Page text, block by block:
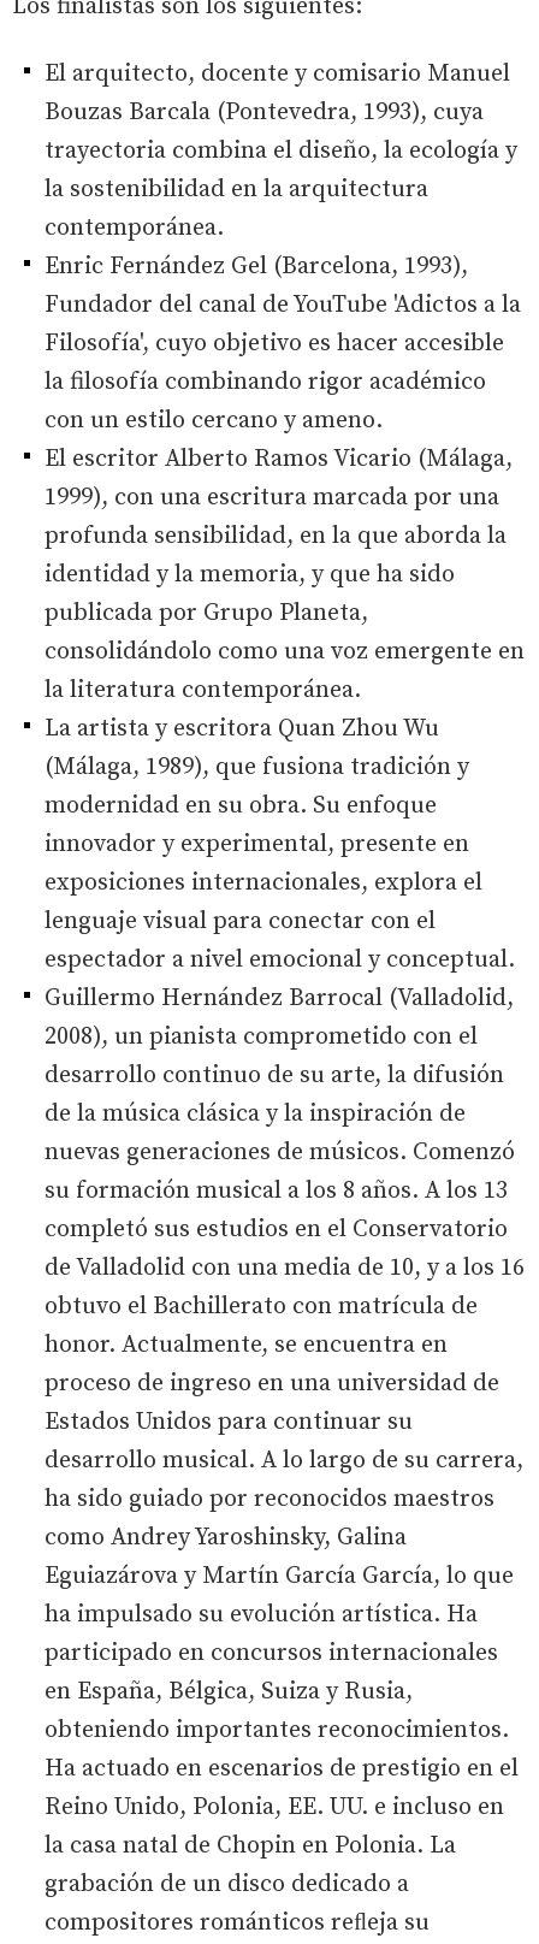
Los finalistas son los siguientes:
El arquitecto, docente y comisario Manuel
Bouzas Barcala (Pontevedra, 1993), cuya
trayectoria combina el diseño, la ecología y
la sostenibilidad en la arquitectura
contemporánea.
Enric Fernández Gel (Barcelona, 1993),
Fundador del canal de YouTube 'Adictos a la
Filosofía', cuyo objetivo es hacer accesible
la filosofía combinando rigor académico
con un estilo cercano y ameno.
El escritor Alberto Ramos Vicario (Málaga,
1999), con una escritura marcada por una
profunda sensibilidad, en la que aborda la
identidad y la memoria, y que ha sido
publicada por Grupo Planeta,
consolidándolo como una voz emergente en
la literatura contemporánea.
La artista y escritora Quan Zhou Wu
(Málaga, 1989), que fusiona tradición y
modernidad en su obra. Su enfoque
innovador y experimental, presente en
exposiciones internacionales, explora el
lenguaje visual para conectar con el
espectador a nivel emocional y conceptual.
Guillermo Hernández Barrocal (Valladolid,
2008), un pianista comprometido con el
desarrollo continuo de su arte, la difusión
de la música clásica y la inspiración de
nuevas generaciones de músicos. Comenzó
su formación musical a los 8 años. A los 13
completó sus estudios en el Conservatorio
de Valladolid con una media de 10, y a los 16
obtuvo el Bachillerato con matrícula de
honor. Actualmente, se encuentra en
proceso de ingreso en una universidad de
Estados Unidos para continuar su
desarrollo musical. A lo largo de su carrera,
ha sido guiado por reconocidos maestros
como Andrey Yaroshinsky, Galina
Eguiazárova y Martín García García, lo que
ha impulsado su evolución artística. Ha
participado en concursos internacionales
en España, Bélgica, Suiza y Rusia,
obteniendo importantes reconocimientos.
Ha actuado en escenarios de prestigio en el
Reino Unido, Polonia, EE. UU. e incluso en
la casa natal de Chopin en Polonia. La
grabación de un disco dedicado a
compositores románticos reﬂeja su